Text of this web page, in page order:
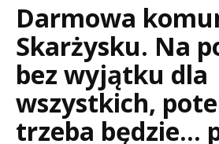
Darmowa
Skarżysku. Na
bez wyjątku dla
wszystkich,
trzeba będzie…